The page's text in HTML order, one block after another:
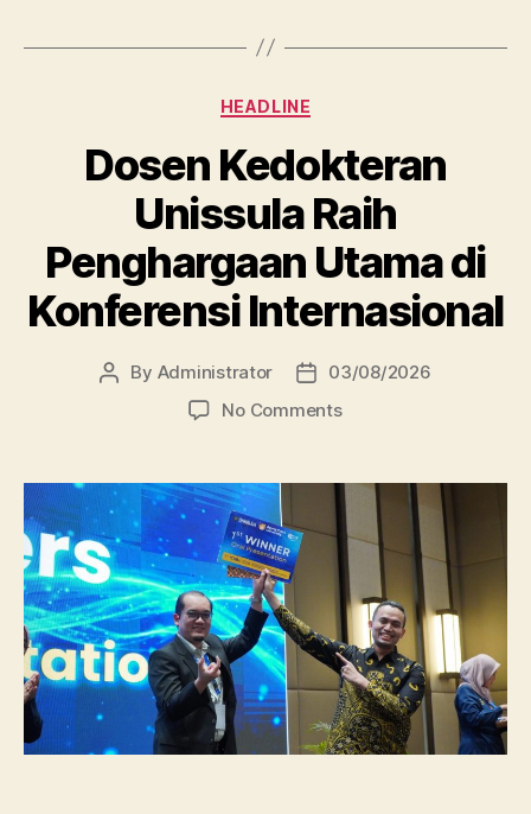
Categories
HEADLINE
Dosen Kedokteran
Unissula Raih
Penghargaan Utama di
Konferensi Internasional
Post
By Administrator
Post
date
03/08/2026
No Commentson
Unissula
Raih
Penghargaan
Utama
di
Konferensi
Internasional